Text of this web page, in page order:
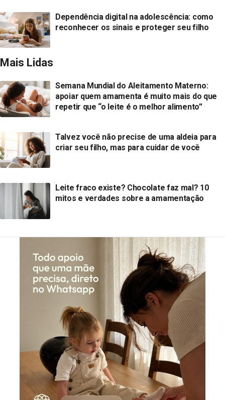
Dependência digital na adolescência: como
reconhecer os sinais e proteger seu filho
Mais Lidas
Semana Mundial do Aleitamento Materno:
apoiar quem amamenta é muito mais do que
repetir que “o leite é o melhor alimento”
Talvez você não precise de uma aldeia para
criar seu filho, mas para cuidar de você
Leite fraco existe? Chocolate faz mal? 10
mitos e verdades sobre a amamentação